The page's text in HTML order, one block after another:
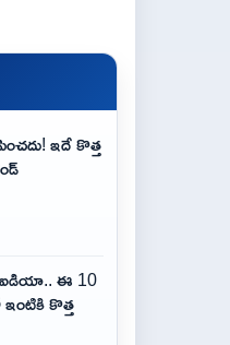
ఇదే కొత్త
ఐడియా.. ఈ 10
కొత్త